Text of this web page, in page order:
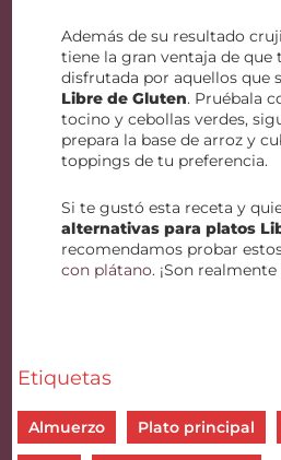
Además de su resultado
tiene la gran ventaja de que
disfrutada por aquellos que
Libre de Gluten. Pruébala
tocino y cebollas verdes,
prepara la base de arroz y
toppings de tu preferencia.
Si te gustó esta receta y
alternativas para platos
recomendamos probar
con plátano. ¡Son
Etiquetas
Almuerzo Plato principal